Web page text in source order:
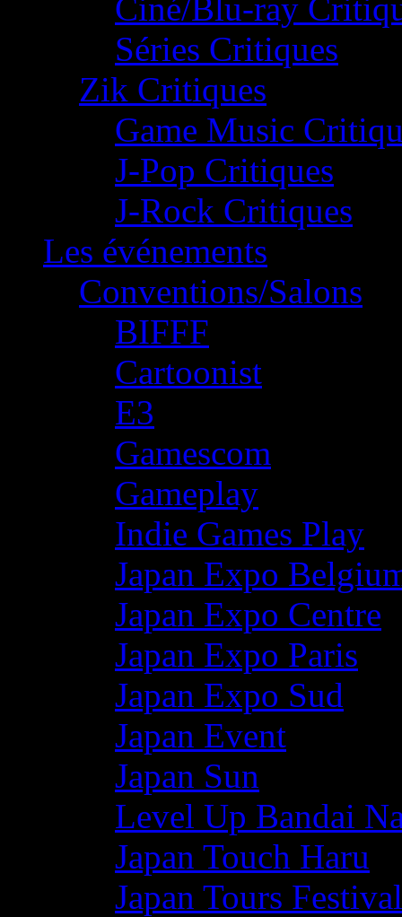
Ciné/Blu-ray
Séries Critiques
Zik Critiques
Game Music
J-Pop Critiques
J-Rock Critiques
Les événements
Conventions/Salons
BIFFF
Cartoonist
E3
Gamescom
Gameplay
Indie Games Play
Japan Expo
Japan Expo Centre
Japan Expo Paris
Japan Expo Sud
Japan Event
Japan Sun
Level Up Bandai
Japan Touch Haru
Japan Tours Festival